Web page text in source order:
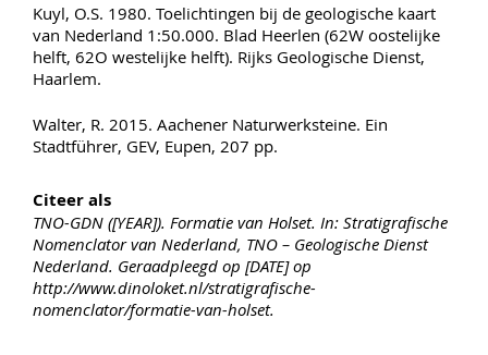
Kuyl, O.S. 1980. Toelichtingen bij de geologische kaart
van Nederland 1:50.000. Blad Heerlen (62W oostelijke
helft, 62O westelijke helft). Rijks Geologische Dienst,
Haarlem.
Walter, R. 2015. Aachener Naturwerksteine. Ein
Stadtführer, GEV, Eupen, 207 pp.
Citeer als
TNO-GDN ([YEAR]). Formatie van Holset. In: Stratigrafische
Nomenclator van Nederland, TNO – Geologische Dienst
Nederland. Geraadpleegd op [DATE] op
http://www.dinoloket.nl/stratigrafische-
nomenclator/formatie-van-holset.